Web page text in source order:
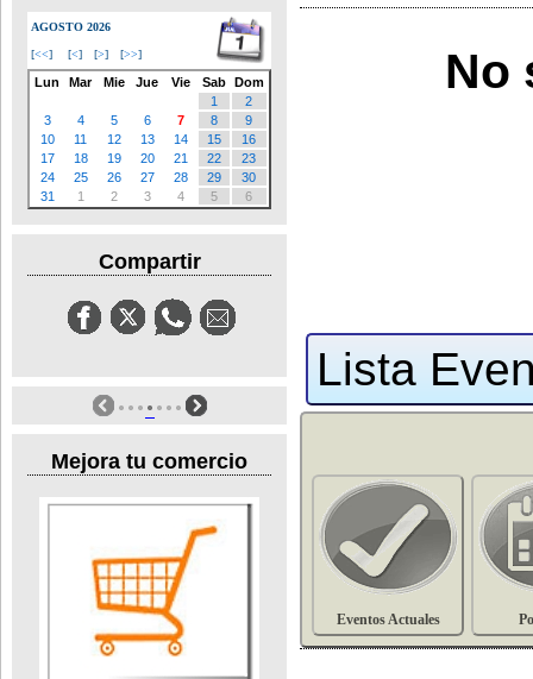
AGOSTO 2026
[<<] [<] [>] [>>]
Lun Mar Mie Jue Vie Sab
Dom
1
2
3
4 5 6 7 8
9
10
11 12 13 14 15
16
17
18 19 20 21 22
23
24
25 26 27 28 29
30
31
1 2 3 4 5 6
Compartir
Mejora tu comercio
No
Lista
Eventos Actuales